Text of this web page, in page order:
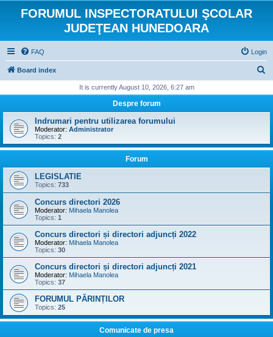
FORUMUL INSPECTORATULUI ŞCOLAR
JUDEŢEAN HUNEDOARA
FAQ Login
Board index
r
h
It is currently August 10, 2026, 6:27 am
Despre forum
Indrumari pentru utilizarea forumului
Moderator: Administrator
Topics: 2
Forum
LEGISLATIE
Topics: 733
Concurs directori 2026
Moderator: Mihaela Manolea
Topics: 1
Concurs directori și directori adjuncți 2022
Moderator: Mihaela Manolea
Topics: 30
Concurs directori și directori adjuncți 2021
Moderator: Mihaela Manolea
Topics: 37
FORUMUL PĂRINȚILOR
Topics: 25
Comunicate de presa